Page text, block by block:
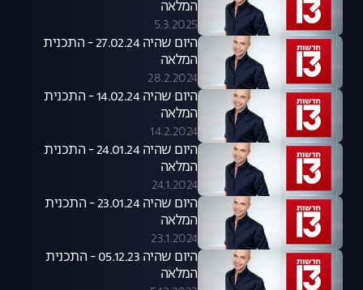
המלאה
5.3.2025
היום שהיה 27.02.24 - התכנית
המלאה
28.2.2024
היום שהיה 14.02.24 - התכנית
המלאה
14.2.2024
היום שהיה 24.01.24 - התכנית
המלאה
24.1.2024
היום שהיה 23.01.24 - התכנית
המלאה
23.1.2024
היום שהיה 05.12.23 - התכנית
המלאה